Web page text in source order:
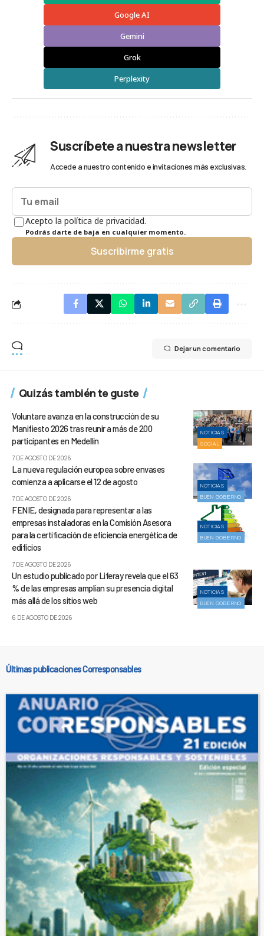
Google AI
Gemini
Grok
Perplexity
Suscríbete a nuestra newsletter
Accede a nuestro contenido e invitaciones más exclusivas.
Acepto la política de privacidad.
Podrás darte de baja en cualquier momento.
Suscribirme gratis
Dejar un comentario
Quizás también te guste
NOTICIAS
SOCIAL
Voluntare avanza en la construcción de su
Manifiesto 2026 tras reunir a más de 200
participantes en Medellín
7 DE AGOSTO DE 2026
NOTICIAS
BUEN GOBIERNO
La nueva regulación europea sobre envases
comienza a aplicarse el 12 de agosto
7 DE AGOSTO DE 2026
NOTICIAS
BUEN GOBIERNO
FENIE, designada para representar a las
empresas instaladoras en la Comisión Asesora
para la certificación de eficiencia energética de
edificios
7 DE AGOSTO DE 2026
NOTICIAS
BUEN GOBIERNO
Un estudio publicado por Liferay revela que el 63
% de las empresas amplían su presencia digital
más allá de los sitios web
6 DE AGOSTO DE 2026
Últimas publicaciones Corresponsables